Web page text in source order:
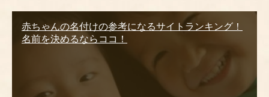
赤ちゃんの名付けの参考になるサイトランキング！
名前を決めるならココ！